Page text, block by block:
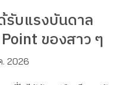
รับแรงบันดาล
ของสาว ๆ
. 2026